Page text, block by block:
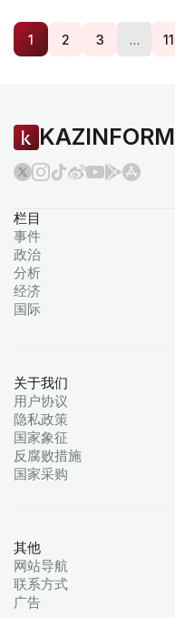
1 2 3 … 11
KAZINFORM
栏目
事件
政治
分析
经济
国际
关于我们
用户协议
隐私政策
国家象征
反腐败措施
国家采购
其他
网站导航
联系方式
广告